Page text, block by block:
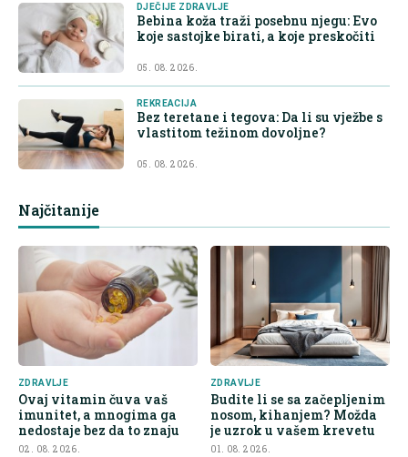
DJEČIJE ZDRAVLJE
Bebina koža traži posebnu njegu: Evo
koje sastojke birati, a koje preskočiti
05. 08. 2026.
REKREACIJA
Bez teretane i tegova: Da li su vježbe s
vlastitom težinom dovoljne?
05. 08. 2026.
Najčitanije
ZDRAVLJE
Ovaj vitamin čuva vaš
imunitet, a mnogima ga
nedostaje bez da to znaju
02. 08. 2026.
ZDRAVLJE
Budite li se sa začepljenim
nosom, kihanjem? Možda
je uzrok u vašem krevetu
01. 08. 2026.